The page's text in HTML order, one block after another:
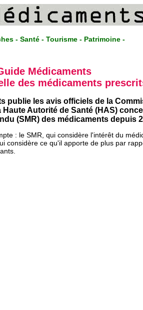
- Santé - Tourisme - Patrimoine -
Médicaments
des médicaments
publie les avis officiels de la
Autorité de Santé (HAS)
(SMR) des médicaments depuis
: le SMR, qui considère l'intérêt du
considère ce qu'il apporte de plus par